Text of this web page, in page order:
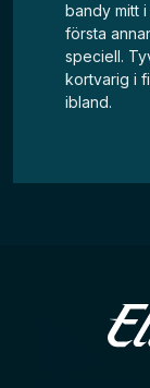
bandy mitt
första
speciell.
kortvarig i
ibland.